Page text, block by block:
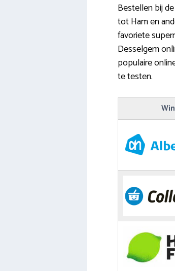
Bestellen bij
tot Ham en
favoriete
Desselgem
populaire
te testen.